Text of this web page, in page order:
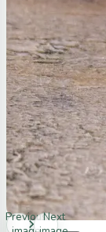
PreviousNext